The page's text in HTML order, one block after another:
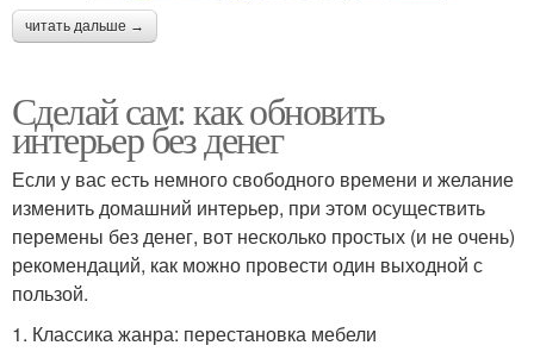
читать дальше →
Сделай сам: как обновить
интерьер без денег
Если у вас есть немного свободного времени и желание
изменить домашний интерьер, при этом осуществить
перемены без денег, вот несколько простых (и не очень)
рекомендаций, как можно провести один выходной с
пользой.
1. Классика жанра: перестановка мебели